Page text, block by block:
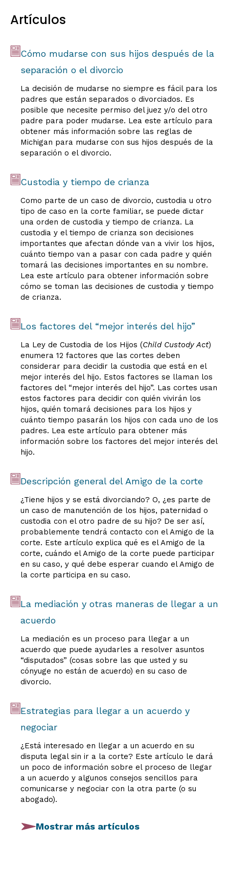
Artículos
Cómo mudarse con sus hijos después de la
separación o el divorcio
La decisión de mudarse no siempre es fácil para los
padres que están separados o divorciados. Es
posible que necesite permiso del juez y/o del otro
padre para poder mudarse. Lea este artículo para
obtener más información sobre las reglas de
Michigan para mudarse con sus hijos después de la
separación o el divorcio.
Custodia y tiempo de crianza
Como parte de un caso de divorcio, custodia u otro
tipo de caso en la corte familiar, se puede dictar
una orden de custodia y tiempo de crianza. La
custodia y el tiempo de crianza son decisiones
importantes que afectan dónde van a vivir los hijos,
cuánto tiempo van a pasar con cada padre y quién
tomará las decisiones importantes en su nombre.
Lea este artículo para obtener información sobre
cómo se toman las decisiones de custodia y tiempo
de crianza.
Los factores del “mejor interés del hijo”
La Ley de Custodia de los Hijos (Child Custody Act)
enumera 12 factores que las cortes deben
considerar para decidir la custodia que está en el
mejor interés del hijo. Estos factores se llaman los
factores del “mejor interés del hijo”. Las cortes usan
estos factores para decidir con quién vivirán los
hijos, quién tomará decisiones para los hijos y
cuánto tiempo pasarán los hijos con cada uno de los
padres. Lea este artículo para obtener más
información sobre los factores del mejor interés del
hijo.
Descripción general del Amigo de la corte
¿Tiene hijos y se está divorciando? O, ¿es parte de
un caso de manutención de los hijos, paternidad o
custodia con el otro padre de su hijo? De ser así,
probablemente tendrá contacto con el Amigo de la
corte. Este artículo explica qué es el Amigo de la
corte, cuándo el Amigo de la corte puede participar
en su caso, y qué debe esperar cuando el Amigo de
la corte participa en su caso.
La mediación y otras maneras de llegar a un
acuerdo
La mediación es un proceso para llegar a un
acuerdo que puede ayudarles a resolver asuntos
“disputados” (cosas sobre las que usted y su
cónyuge no están de acuerdo) en su caso de
divorcio.
Estrategias para llegar a un acuerdo y
negociar
¿Está interesado en llegar a un acuerdo en su
disputa legal sin ir a la corte? Este artículo le dará
un poco de información sobre el proceso de llegar
a un acuerdo y algunos consejos sencillos para
comunicarse y negociar con la otra parte (o su
abogado).
Mostrar más artículos